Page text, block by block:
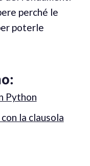
perché le
poterle
Python
la clausola